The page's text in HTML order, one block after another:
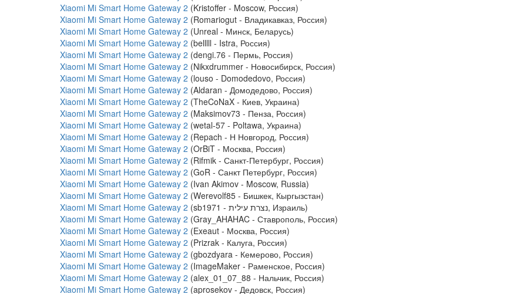
Xiaomi Mi Smart Home Gateway 2 (Kristoffer - Moscow, Россия)
Xiaomi Mi Smart Home Gateway 2 (Romariogut - Владикавказ, Россия)
Xiaomi Mi Smart Home Gateway 2 (Unreal - Минск, Беларусь)
Xiaomi Mi Smart Home Gateway 2 (belllll - Istra, Россия)
Xiaomi Mi Smart Home Gateway 2 (dengi.76 - Пермь, Россия)
Xiaomi Mi Smart Home Gateway 2 (Nikxdrummer - Новосибирск, Россия)
Xiaomi Mi Smart Home Gateway 2 (louso - Domodedovo, Россия)
Xiaomi Mi Smart Home Gateway 2 (Aldaran - Домодедово, Россия)
Xiaomi Mi Smart Home Gateway 2 (TheCoNaX - Киев, Украина)
Xiaomi Mi Smart Home Gateway 2 (Maksimov73 - Пенза, Россия)
Xiaomi Mi Smart Home Gateway 2 (wetal-57 - Poltawa, Украина)
Xiaomi Mi Smart Home Gateway 2 (Repach - Н Новгород, Россия)
Xiaomi Mi Smart Home Gateway 2 (OrBiT - Москва, Россия)
Xiaomi Mi Smart Home Gateway 2 (Rifmik - Санкт-Петербург, Россия)
Xiaomi Mi Smart Home Gateway 2 (GoR - Санкт Петербург, Россия)
Xiaomi Mi Smart Home Gateway 2 (Ivan Akimov - Moscow, Russia)
Xiaomi Mi Smart Home Gateway 2 (Werevolf85 - Бишкек, Кыргызстан)
Xiaomi Mi Smart Home Gateway 2
(sb1971 - נצרת עילית, Израиль)
Xiaomi Mi Smart Home Gateway 2 (Gray_AHAHAC - Ставрополь, Россия)
Xiaomi Mi Smart Home Gateway 2 (Exeaut - Москва, Россия)
Xiaomi Mi Smart Home Gateway 2 (Prizrak - Калуга, Россия)
Xiaomi Mi Smart Home Gateway 2 (gbozdyara - Кемерово, Россия)
Xiaomi Mi Smart Home Gateway 2 (ImageMaker - Раменское, Россия)
Xiaomi Mi Smart Home Gateway 2 (alex_01_07_88 - Нальчик, Россия)
Xiaomi Mi Smart Home Gateway 2 (aprosekov - Дедовск, Россия)